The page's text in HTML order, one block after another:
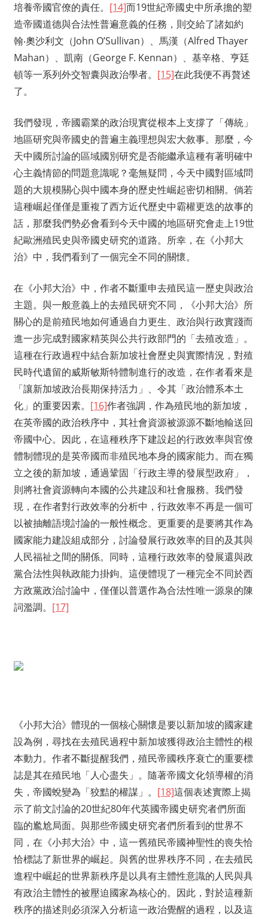
培養帝國官僚的責任。 [14]而19世紀帝國史中所承擔的塑
造帝國道德與合法性普遍意義的任務，則交給了諸如約
翰‧奧沙利文（John O’Sullivan）、馬漢（Alfred Thayer
Mahan）、凱南（George F. Kennan）、基辛格、亨廷
頓等一系列外交智囊與政治學者。 [15]在此我便不再贅述
了。
我們發現，帝國霸業的政治現實從根本上支撐了「傳統」
地區研究與帝國史的普遍主義理想與宏大敘事。那麼，今
天中國所討論的區域國別研究是否能繼承這種有著明確中
心主義情節的問題意識呢？毫無疑問，今天中國對區域問
題的大規模關心與中國本身的歷史性崛起密切相關。倘若
這種崛起僅僅是重複了西方近代歷史中霸權更迭的故事的
話，那麼我們勢必會看到今天中國的地區研究會走上19世
紀歐洲殖民史與帝國史研究的道路。所幸，在《小邦大
治》中，我們看到了一個完全不同的關懷。
在《小邦大治》中，作者不斷重申去殖民這一歷史與政治
主題。與一般意義上的去殖民研究不同，《小邦大治》所
關心的是前殖民地如何通過自力更生、政治與行政實踐而
進一步完成對國家精英與公共行政部門的「去殖改造」。
這種在行政過程中結合新加坡社會歷史與實際情況，對殖
民時代遺留的威斯敏斯特體制進行的改造，在作者看來是
「讓新加坡政治長期保持活力」、令其「政治體系本土
化」的重要因素。 [16]作者強調，作為殖民地的新加坡，
在英帝國的政治秩序中，其社會資源被源源不斷地輸送回
帝國中心。因此，在這種秩序下建設起的行政效率與官僚
體制體現的是英帝國而非殖民地本身的國家能力。而在獨
立之後的新加坡，通過鞏固「行政主導的發展型政府」，
則將社會資源轉向本國的公共建設和社會服務。我們發
現，在作者對行政效率的分析中，行政效率不再是一個可
以被抽離語境討論的一般性概念。更重要的是要將其作為
國家能力建設組成部分，討論發展行政效率的目的及其與
人民福祉之間的關係。同時，這種行政效率的發展還與政
黨合法性與執政能力掛鉤。這便體現了一種完全不同於西
方政黨政治討論中，僅僅以普選作為合法性唯一源泉的陳
詞濫調。 [17]
《小邦大治》體現的一個核心關懷是要以新加坡的國家建
設為例，尋找在去殖民過程中新加坡獲得政治主體性的根
本動力。作者不斷提醒我們，殖民帝國秩序衰亡的重要標
誌是其在殖民地「人心盡失」。隨著帝國文化領導權的消
失，帝國蛻變為「狡黠的權謀」。 [18]這個表述實際上揭
示了前文討論的20世紀80年代英國帝國史研究者們所面
臨的尷尬局面。與那些帝國史研究者們所看到的世界不
同，在《小邦大治》中，這一舊殖民帝國神聖性的喪失恰
恰標誌了新世界的崛起。與舊的世界秩序不同，在去殖民
進程中崛起的世界新秩序是以具有主體性意識的人民與具
有政治主體性的被壓迫國家為核心的。因此，對於這種新
秩序的描述則必須深入分析這一政治覺醒的過程，以及這